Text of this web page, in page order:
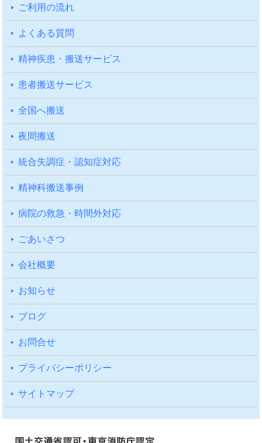
ご利⽤の流れ
よくある質問
精神疾患・搬送サービス
患者搬送サービス
全国へ搬送
夜間搬送
統合失調症・認知症対応
精神科搬送事例
病院の救急・時間外対応
ごあいさつ
会社概要
お知らせ
ブログ
お問合せ
プライバシーポリシー
サイトマップ